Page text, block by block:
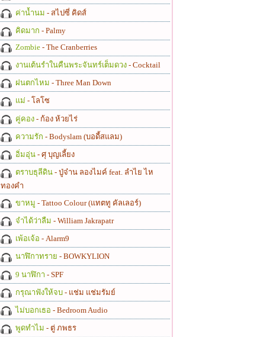
ค่าน้ำนม - สไปซี่ คิดส์
คิดมาก - Palmy
Zombie - The Cranberries
งานเต้นรำในคืนพระจันทร์เต็มดวง - Cocktail
ฝนตกไหม - Three Man Down
แม่ - โลโซ
คู่คอง - ก้อง ห้วยไร่
ความรัก - Bodyslam (บอดี้สแลม)
อิ่มอุ่น - ศุ บุญเลี้ยง
ตราบธุลีดิน - ปู่จ๋าน ลองไมค์ feat. ลำไย ไห
ทองคำ
ขาหมู - Tattoo Colour (แทตทู คัลเลอร์)
จำได้ว่าลืม - William Jakrapatr
เพ้อเจ้อ - Alarm9
นาฬิกาทราย - BOWKYLION
9 นาฬิกา - SPF
กรุณาฟังให้จบ - แช่ม แช่มรัมย์
ไม่บอกเธอ - Bedroom Audio
พูดทำไม - ตู่ ภพธร